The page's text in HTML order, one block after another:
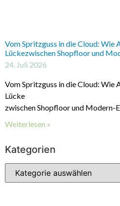
Vom Spritzguss in die Cloud:
Lückezwischen Shopfloor und
24. Juli 2026
Vom Spritzguss in die Cloud:
Lücke
zwischen Shopfloor und Modern-
Weiterlesen »
Kategorien